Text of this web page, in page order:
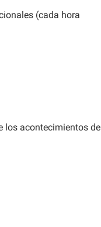
(cada hora
los acontecimientos de